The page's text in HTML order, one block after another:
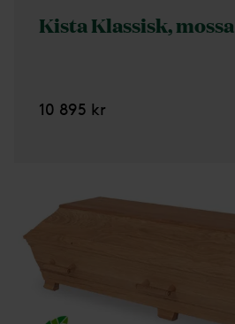
Kista Klassisk,mossa
10 895 kr